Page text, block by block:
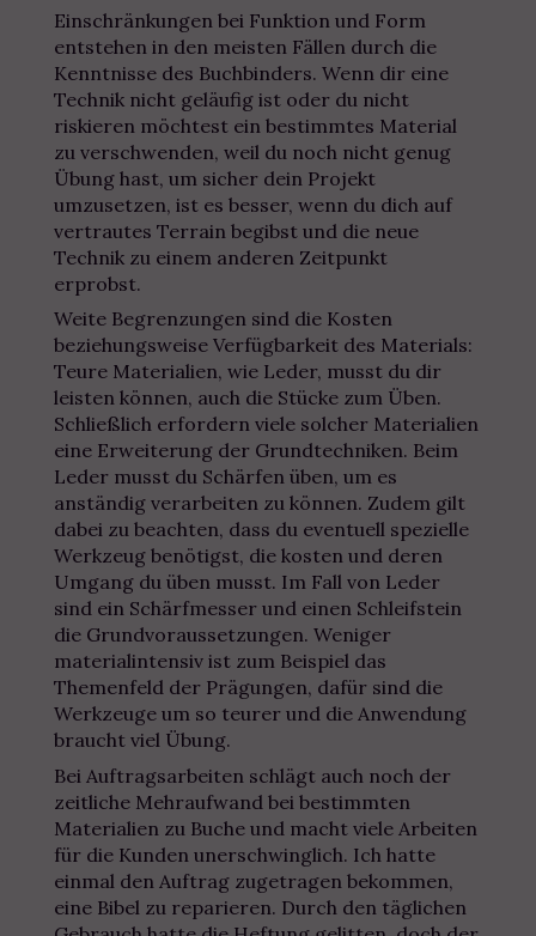
Einschränkungen bei Funktion und Form
entstehen in den meisten Fällen durch die
Kenntnisse des Buchbinders. Wenn dir eine
Technik nicht geläufig ist oder du nicht
riskieren möchtest ein bestimmtes Material
zu verschwenden, weil du noch nicht genug
Übung hast, um sicher dein Projekt
umzusetzen, ist es besser, wenn du dich auf
vertrautes Terrain begibst und die neue
Technik zu einem anderen Zeitpunkt
erprobst.
Weite Begrenzungen sind die Kosten
beziehungsweise Verfügbarkeit des Materials:
Teure Materialien, wie Leder, musst du dir
leisten können, auch die Stücke zum Üben.
Schließlich erfordern viele solcher Materialien
eine Erweiterung der Grundtechniken. Beim
Leder musst du Schärfen üben, um es
anständig verarbeiten zu können. Zudem gilt
dabei zu beachten, dass du eventuell spezielle
Werkzeug benötigst, die kosten und deren
Umgang du üben musst. Im Fall von Leder
sind ein Schärfmesser und einen Schleifstein
die Grundvoraussetzungen. Weniger
materialintensiv ist zum Beispiel das
Themenfeld der Prägungen, dafür sind die
Werkzeuge um so teurer und die Anwendung
braucht viel Übung.
Bei Auftragsarbeiten schlägt auch noch der
zeitliche Mehraufwand bei bestimmten
Materialien zu Buche und macht viele Arbeiten
für die Kunden unerschwinglich. Ich hatte
einmal den Auftrag zugetragen bekommen,
eine Bibel zu reparieren. Durch den täglichen